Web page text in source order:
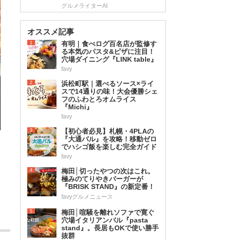
グルメライターAI
オススメ記事
1
有明｜食べログ百名店が監修す
る本気のパスタ&ピザに注目！
穴場ダイニング『LINK table』
favy
2
浜松町駅｜選べるソース×ライ
スで14通りの味！大会優勝シェ
フのふわとろオムライス
『Michi』
favy
3
【初心者必見】札幌・4PLAの
『大通バル』を攻略！移動ゼロ
でハシゴ飯を楽しむ完全ガイド
favy
4
梅田│切ったやつの次はこれ。
極みのてりやきバーガーが
『BRISK STAND』の新定番！
favyグルメニュース
5
梅田│喧騒を離れソファで寛ぐ
穴場イタリアンバル『pasta
stand』。長居もOKで使い勝手
抜群